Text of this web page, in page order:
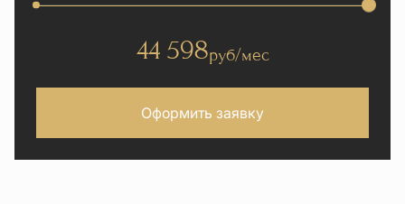
44 598руб/мес
Оформить заявку